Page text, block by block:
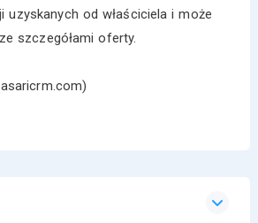
od właściciela i może
szczegółami oferty.